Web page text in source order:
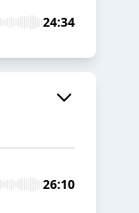
24:34
26:10